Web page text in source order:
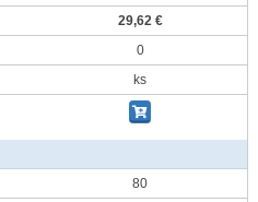
29,62 €
0
ks
80